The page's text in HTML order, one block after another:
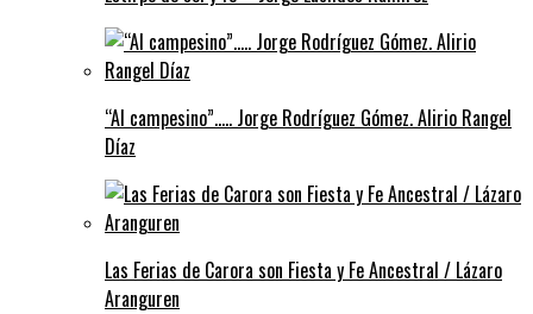
“Al campesino”….. Jorge Rodríguez Gómez. Alirio Rangel
Díaz
Las Ferias de Carora son Fiesta y Fe Ancestral / Lázaro
Aranguren